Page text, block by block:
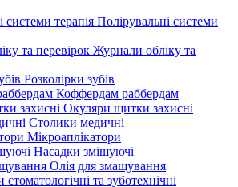
Полірувальні системи
Журнали обліку та
Розколірки зубів
Коффердам раббердам
Окуляри щитки захисні
Столики медичні
Мікроаплікатори
Насадки змішуючі
Олія для змащування